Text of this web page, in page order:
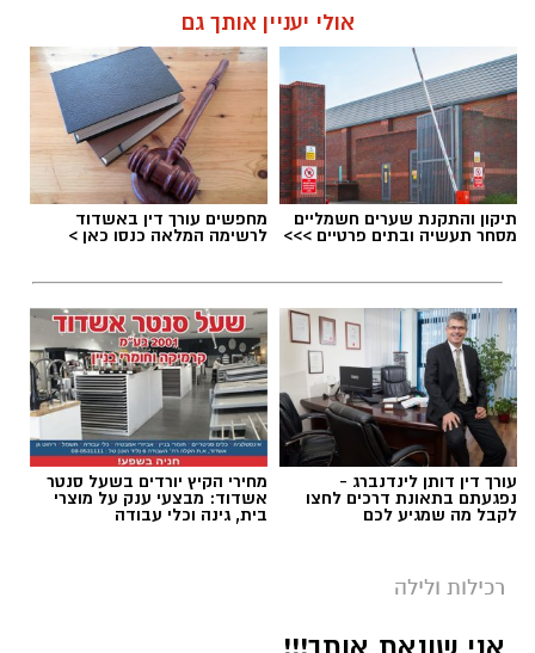
אולי יעניין אותך גם
תיקון והתקנת שערים חשמליים
מסחר תעשיה ובתים פרטיים >>>
מחפשים עורך דין באשדוד
לרשימה המלאה כנסו כאן >
עורך דין דותן לינדנברג -
נפגעתם בתאונת דרכים לחצו
לקבל מה שמגיע לכם
מחירי הקיץ יורדים בשעל סנטר
אשדוד: מבצעי ענק על מוצרי
בית, גינה וכלי עבודה
רכילות ולילה